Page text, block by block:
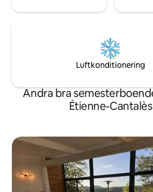
Luftkonditionering
Andra bra
Étienne-Cantalès